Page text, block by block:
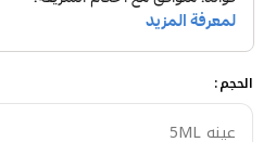
الحجم